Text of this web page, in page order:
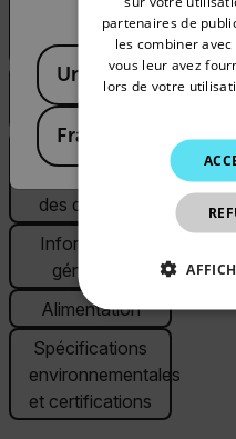
image et
optiques
Mesure et
analyse
Communication
des données
Informations
générales
Alimentation
Spécifications
environnementales
et certifications
Available Locations
United States
France
partenaires de
les combiner
vous leur avez
lors de votre